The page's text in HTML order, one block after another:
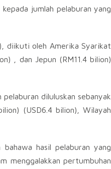
jumlah pelaburan yang
diikuti oleh Amerika Syarikat
, dan Jepun (RM11.4 bilion)
diluluskan sebanyak
(USD6.4 bilion), Wilayah
hasil pelaburan yang
menggalakkan pertumbuhan